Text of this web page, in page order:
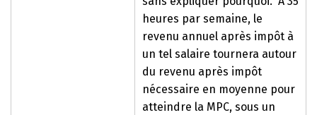
heures par semaine, le
revenu annuel après impôt à
un tel salaire tournera autour
du revenu après impôt
nécessaire en moyenne pour
atteindre la MPC, sous un